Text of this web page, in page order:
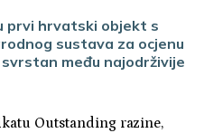
prvi hrvatski objekt s
sustava za ocjenu
među najodrživije
Outstanding razine,